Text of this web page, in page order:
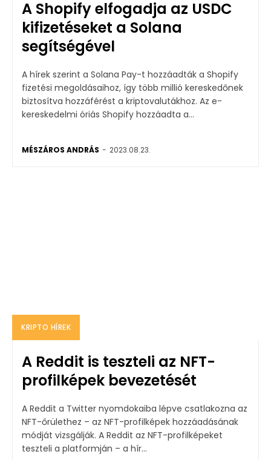
A Shopify elfogadja az USDC
kifizetéseket a Solana
segítségével
A hírek szerint a Solana Pay-t hozzáadták a Shopify
fizetési megoldásaihoz, így több millió kereskedőnek
biztosítva hozzáférést a kriptovalutákhoz. Az e-
kereskedelmi óriás Shopify hozzáadta a...
MÉSZÁROS ANDRÁS - 2023.08.23.
KRIPTO HÍREK
A Reddit is teszteli az NFT-
profilképek bevezetését
A Reddit a Twitter nyomdokaiba lépve csatlakozna az
NFT-őrülethez – az NFT-profilképek hozzáadásának
módját vizsgálják. A Reddit az NFT-profilképeket
teszteli a platformján – a hír...